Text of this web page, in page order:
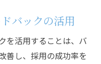
バックの活用
を活用することは、バ
善し、採用の成功率を